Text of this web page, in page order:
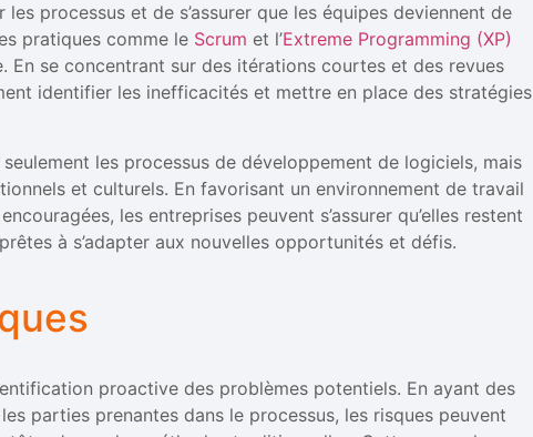
processus et de s’assurer que les équipes deviennent de
pratiques comme le Scrum et l’Extreme Programming (XP)
En se concentrant sur des itérations courtes et des revues
identifier les inefficacités et mettre en place des stratégies
les processus de développement de logiciels, mais
et culturels. En favorisant un environnement de travail
les entreprises peuvent s’assurer qu’elles restent
à s’adapter aux nouvelles opportunités et défis.
proactive des problèmes potentiels. En ayant des
parties prenantes dans le processus, les risques peuvent